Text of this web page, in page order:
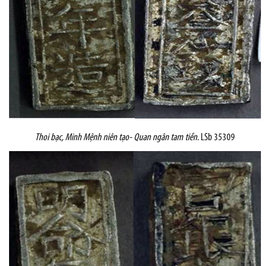
Thoi bạc,Minh Mệnh niên tạo- Quan ngân tam tiền. LSb 35309